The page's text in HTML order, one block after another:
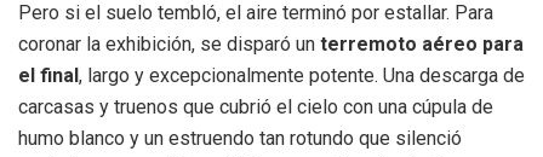
Pero si el suelo tembló, el aire terminó por estallar. Para
coronar la exhibición, se disparó un terremoto aéreo para
el final , largo y excepcionalmente potente. Una descarga de
carcasas y truenos que cubrió el cielo con una cúpula de
humo blanco y un estruendo tan rotundo que silenció